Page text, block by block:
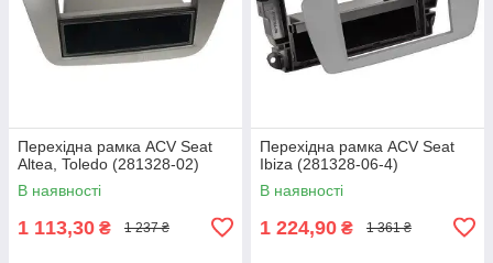
Перехідна рамка ACV Seat
Altea, Toledo (281328-02)
В наявності
1 113,30 ₴ 1 237 ₴
Перехідна рамка ACV Seat
Ibiza (281328-06-4)
В наявності
1 224,90 ₴ 1 361 ₴